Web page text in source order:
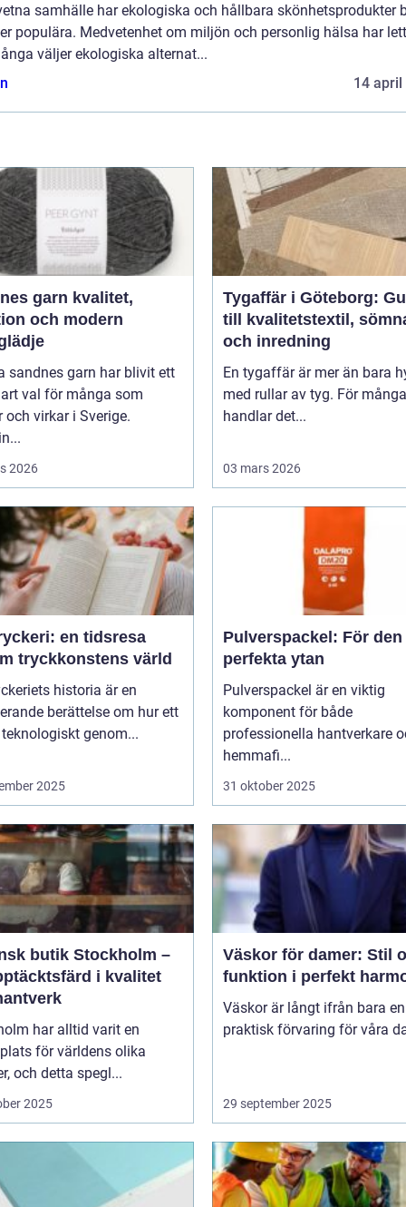
samhälle har ekologiska och hållbara skönhetsprodukter
populära. Medvetenhet om miljön och personlig hälsa har
väljer ekologiska alternat...
14 april
garn kvalitet,
och modern
sandnes garn har blivit ett
val för många som
och virkar i Sverige.
2026
Tygaffär i Göteborg:
till kvalitetstextil,
och inredning
En tygaffär är mer än bara
med rullar av tyg. För många
handlar det...
03 mars 2026
en tidsresa
tryckkonstens värld
historia är en
berättelse om hur ett
genom...
2025
Pulverspackel: För den
perfekta ytan
Pulverspackel är en viktig
komponent för både
professionella hantverkare
hemmafi...
31 oktober 2025
butik Stockholm –
i kvalitet
har alltid varit en
för världens olika
och detta spegl...
2025
Väskor för damer: Stil
funktion i perfekt
Väskor är långt ifrån bara en
praktisk förvaring för våra
29 september 2025